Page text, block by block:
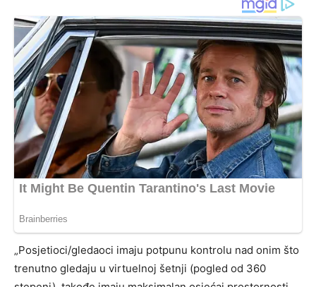
„Posjetioci/gledaoci imaju potpunu kontrolu nad onim što
trenutno gledaju u virtuelnoj šetnji (pogled od 360